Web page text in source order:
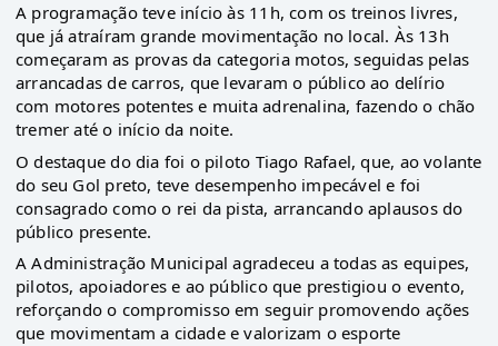
A programação teve início às 11h, com os treinos livres,
que já atraíram grande movimentação no local. Às 13h
começaram as provas da categoria motos, seguidas pelas
arrancadas de carros, que levaram o público ao delírio
com motores potentes e muita adrenalina, fazendo o chão
tremer até o início da noite.
O destaque do dia foi o piloto Tiago Rafael, que, ao volante
do seu Gol preto, teve desempenho impecável e foi
consagrado como o rei da pista, arrancando aplausos do
público presente.
A Administração Municipal agradeceu a todas as equipes,
pilotos, apoiadores e ao público que prestigiou o evento,
reforçando o compromisso em seguir promovendo ações
que movimentam a cidade e valorizam o esporte